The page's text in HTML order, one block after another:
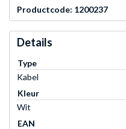
Productcode: 1200237
Details
Type
Kabel
Kleur
Wit
EAN